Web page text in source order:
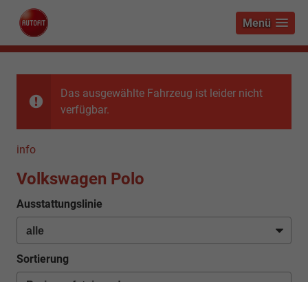
Menü
Das ausgewählte Fahrzeug ist leider nicht
verfügbar.
info
Volkswagen Polo
Ausstattungslinie
Sortierung